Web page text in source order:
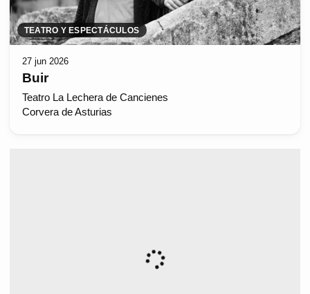
TEATRO Y ESPECTÁCULOS
27 jun 2026
Buir
Teatro La Lechera de Cancienes
Corvera de Asturias